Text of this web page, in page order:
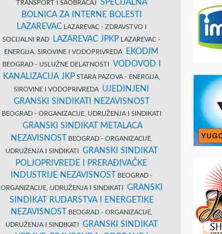
TRANSPORT I SAOBRAĆAJ SPECIJALNA
BOLNICA ZA INTERNE BOLESTI
LAZAREVACLAZAREVAC - ZDRAVSTVO I
SOCIJALNI RAD
LAZAREVAC JPKP LAZAREVAC -
ENERGIJA, SIROVINE I VODOPRIVREDA
EKODIM
BEOGRAD - USLUŽNE DELATNOSTI VODOVOD I
KANALIZACIJA JKPSTARA PAZOVA - ENERGIJA,
SIROVINE I VODOPRIVREDA UJEDINJENI
GRANSKI SINDIKATI NEZAVISNOST
BEOGRAD - ORGANIZACIJE, UDRUŽENJA I SINDIKATI
GRANSKI SINDIKAT METALACA
NEZAVISNOST
BEOGRAD - ORGANIZACIJE,
UDRUŽENJA I SINDIKATI GRANSKI SINDIKAT
POLJOPRIVREDE I PRERAĐIVAČKE
INDUSTRIJE NEZAVISNOST
BEOGRAD -
ORGANIZACIJE, UDRUŽENJA I SINDIKATI GRANSKI
SINDIKAT RUDARSTVA I ENERGETIKE
NEZAVISNOST
BEOGRAD - ORGANIZACIJE,
UDRUŽENJA I SINDIKATI GRANSKI SINDIKAT